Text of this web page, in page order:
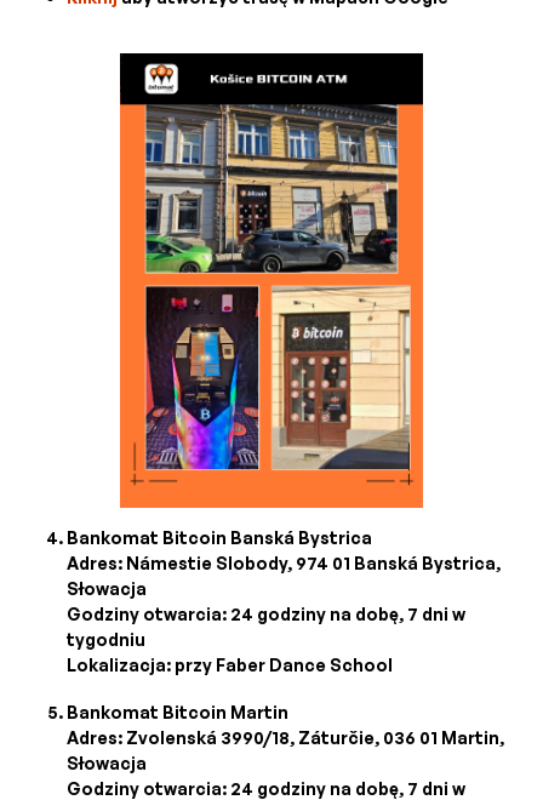
Bankomat Bitcoin Banská Bystrica
Adres: Námestie Slobody, 974 01 Banská Bystrica,
Słowacja
Godziny otwarcia: 24 godziny na dobę, 7 dni w
tygodniu
Lokalizacja: przy Faber Dance School
Bankomat Bitcoin Martin
Adres: Zvolenská 3990/18, Záturčie, 036 01 Martin,
Słowacja
Godziny otwarcia: 24 godziny na dobę, 7 dni w